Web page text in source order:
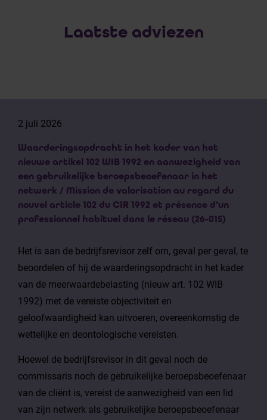
Laatste adviezen
2 juli 2026
Waarderingsopdracht in het kader van het
nieuwe artikel 102 WIB 1992 en aanwezigheid van
een gebruikelijke beroepsbeoefenaar in het
netwerk / Mission de valorisation au regard du
nouvel article 102 du CIR 1992 et présence d’un
professionnel habituel dans le réseau (26-015)
Het is aan de bedrijfsrevisor zelf om, geval per geval, te
beoordelen of hij de waarderingsopdracht in het kader
van de meerwaardebelasting (nieuw art. 102 WIB
1992) met de vereiste objectiviteit en
geloofwaardigheid kan uitvoeren, overeenkomstig de
wettelijke en deontologische vereisten.
Hoewel de bedrijfsrevisor in dit geval noch de
commissaris noch de gebruikelijke beroepsbeoefenaar
van de cliënt is, vereist de aanwezigheid van een lid
van zijn netwerk als gebruikelijke beroepsbeoefenaar